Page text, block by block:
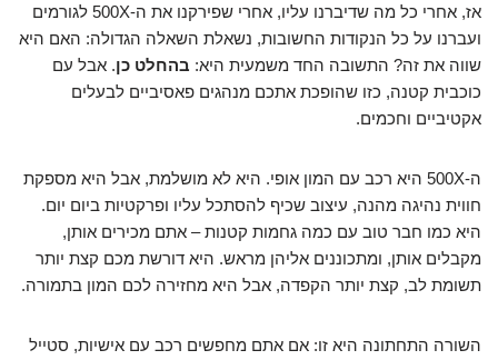
אז, אחרי כל מה שדיברנו עליו, אחרי שפירקנו את ה-500X לגורמים
ועברנו על כל הנקודות החשובות, נשאלת השאלה הגדולה: האם היא
שווה את זה? התשובה החד משמעית היא: בהחלט כן. אבל עם
כוכבית קטנה, כזו שהופכת אתכם מנהגים פאסיביים לבעלים
אקטיביים וחכמים.
ה-500X היא רכב עם המון אופי. היא לא מושלמת, אבל היא מספקת
חווית נהיגה מהנה, עיצוב שכיף להסתכל עליו ופרקטיות ביום יום.
היא כמו חבר טוב עם כמה גחמות קטנות – אתם מכירים אותן,
מקבלים אותן, ומתכוננים אליהן מראש. היא דורשת מכם קצת יותר
תשומת לב, קצת יותר הקפדה, אבל היא מחזירה לכם המון בתמורה.
השורה התחתונה היא זו: אם אתם מחפשים רכב עם אישיות, סטייל